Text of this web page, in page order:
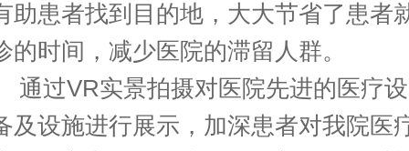
助患者找到目的地，大大节省了患者
的时间，减少医院的滞留人群。
通过VR实景拍摄对医院先进的医疗设
及设施进行展示，加深患者对我院医